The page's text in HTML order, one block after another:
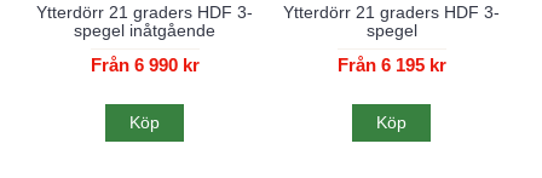
Ytterdörr 21 graders HDF 3-
spegel inåtgående
Från 6 990 kr
Köp
Ytterdörr 21 graders HDF 3-
spegel
Från 6 195 kr
Köp